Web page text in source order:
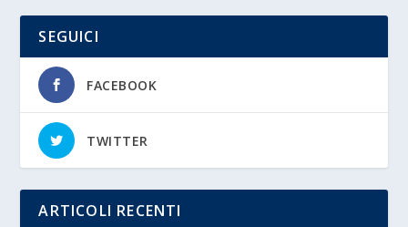
SEGUICI
FACEBOOK
TWITTER
ARTICOLI RECENTI